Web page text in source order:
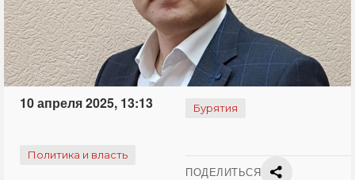
10 апреля 2025, 13:13 Бурятия
Политика и власть
ПОДЕЛИТЬСЯ